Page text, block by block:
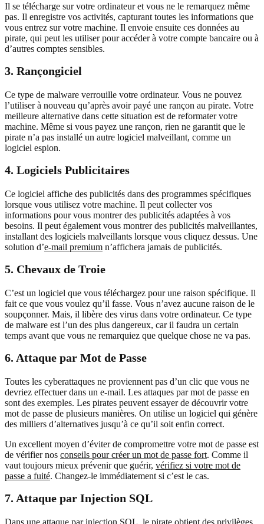
Il se télécharge sur votre ordinateur et vous ne le remarquez même
pas. Il enregistre vos activités, capturant toutes les informations que
vous entrez sur votre machine. Il envoie ensuite ces données au
pirate, qui peut les utiliser pour accéder à votre compte bancaire ou à
d’autres comptes sensibles.
3. Rançongiciel
Ce type de malware verrouille votre ordinateur. Vous ne pouvez
l’utiliser à nouveau qu’après avoir payé une rançon au pirate. Votre
meilleure alternative dans cette situation est de reformater votre
machine. Même si vous payez une rançon, rien ne garantit que le
pirate n’a pas installé un autre logiciel malveillant, comme un
logiciel espion.
4. Logiciels Publicitaires
Ce logiciel affiche des publicités dans des programmes spécifiques
lorsque vous utilisez votre machine. Il peut collecter vos
informations pour vous montrer des publicités adaptées à vos
besoins. Il peut également vous montrer des publicités malveillantes,
installant des logiciels malveillants lorsque vous cliquez dessus. Une
solution d’e-mail premium n’affichera jamais de publicités.
5. Chevaux de Troie
C’est un logiciel que vous téléchargez pour une raison spécifique. Il
fait ce que vous voulez qu’il fasse. Vous n’avez aucune raison de le
soupçonner. Mais, il libère des virus dans votre ordinateur. Ce type
de malware est l’un des plus dangereux, car il faudra un certain
temps avant que vous ne remarquiez que quelque chose ne va pas.
6. Attaque par Mot de Passe
Toutes les cyberattaques ne proviennent pas d’un clic que vous ne
devriez effectuer dans un e-mail. Les attaques par mot de passe en
sont des exemples. Les pirates peuvent essayer de découvrir votre
mot de passe de plusieurs manières. On utilise un logiciel qui génère
des milliers d’alternatives jusqu’à ce qu’il soit enfin correct.
Un excellent moyen d’éviter de compromettre votre mot de passe est
de vérifier nos conseils pour créer un mot de passe fort. Comme il
vaut toujours mieux prévenir que guérir, vérifiez si votre mot de
passe a fuité. Changez-le immédiatement si c’est le cas.
7. Attaque par Injection SQL
Dans une attaque par injection SQL , le pirate obtient des privilèges